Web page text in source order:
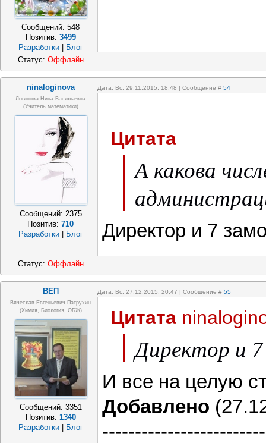
Сообщений:548
Позитив: 3499
Разработки
Блог
Статус: Оффлайн
ninaloginova Дата: Вс, 29.11.2015, 18:48 | Сообщение # 54
Логинова Нина Васильевна
(учитель математики)
Сообщений: 2375
Позитив:710
Разработки
Блог
Цитата
А какова
Директор и 7
Статус: Оффлайн
ВЕП Дата: Вс, 27.12.2015, 20:47 | Сообщение # 55
Вячеслав Евгеньевич Патрухин
(Химия, Биология, ОБЖ)
Сообщений: 3351
Позитив: 1340
Разработки
Блог
Цитата
Директор и
И все на целую
Добавлено